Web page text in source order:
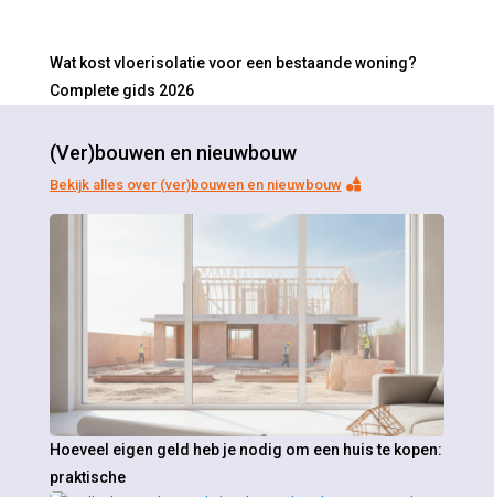
Wat kost vloerisolatie voor een bestaande woning?
Complete gids 2026
(Ver)bouwen en nieuwbouw
Bekijk alles over (ver)bouwen en nieuwbouw
Hoeveel eigen geld heb je nodig om een huis te kopen:
praktische